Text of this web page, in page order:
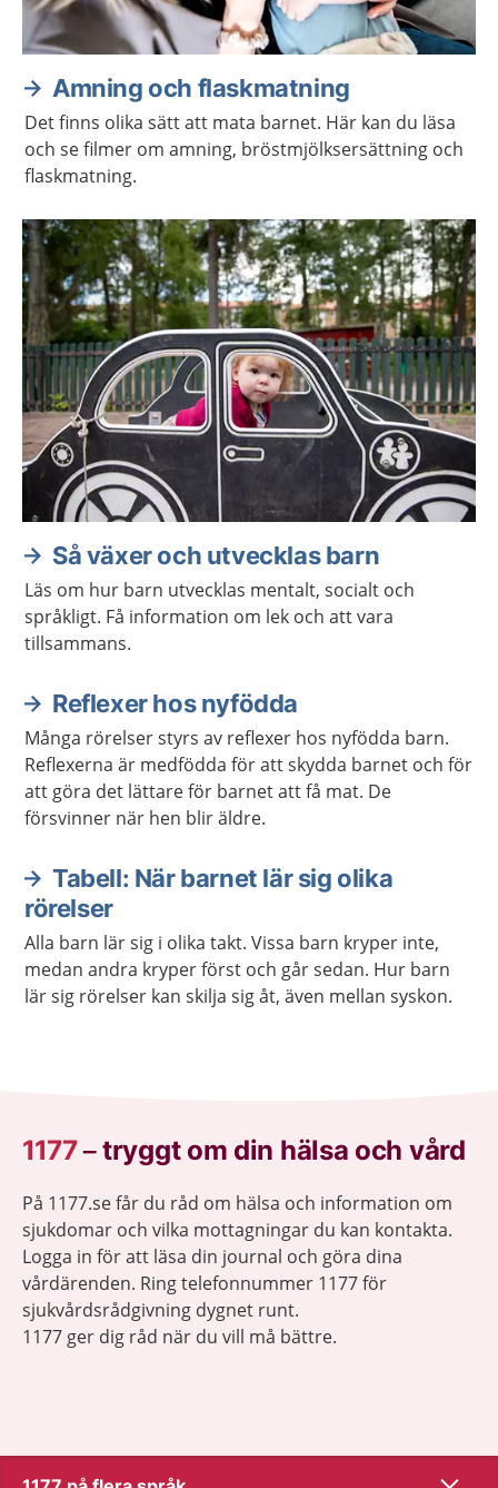
Amning och flaskmatning
Det finns olika sätt att mata barnet. Här kan du läsa
och se filmer om amning, bröstmjölksersättning och
flaskmatning.
Så växer och utvecklas barn
Läs om hur barn utvecklas mentalt, socialt och
språkligt. Få information om lek och att vara
tillsammans.
Reflexer hos nyfödda
Många rörelser styrs av reflexer hos nyfödda barn.
Reflexerna är medfödda för att skydda barnet och för
att göra det lättare för barnet att få mat. De
försvinner när hen blir äldre.
Tabell: När barnet lär sig olika
rörelser
Alla barn lär sig i olika takt. Vissa barn kryper inte,
medan andra kryper först och går sedan. Hur barn
lär sig rörelser kan skilja sig åt, även mellan syskon.
1177–tryggt om din hälsa och vård
På 1177.se får du råd om hälsa och information om
sjukdomar och vilka mottagningar du kan kontakta.
Logga in för att läsa din journal och göra dina
vårdärenden. Ring telefonnummer 1177 för
sjukvårdsrådgivning dygnet runt.
1177 ger dig råd när du vill må bättre.
Visa